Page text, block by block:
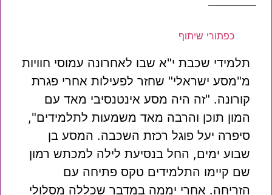
כפתורי שיתוף
תלמידי שכבת י"א שבו לאחרונה עמוסי חוויות
מ"מסע ישראלי" שחזר לפעילות אחרי פגרת
קורונה. "זה היה מסע אינטנסיבי מאד עם
המון תוכן והרבה מאד משמעות לתלמידים",
סיפרה יעל פוגל רכזת השכבה. המסע בן
שבוע ימים, החל בנסיעת לילה למכתש רמון
שם קיימו התלמידים טקס פתיחה עם
הזריחה. אחרי יממה במדבר שכללה מסלולי